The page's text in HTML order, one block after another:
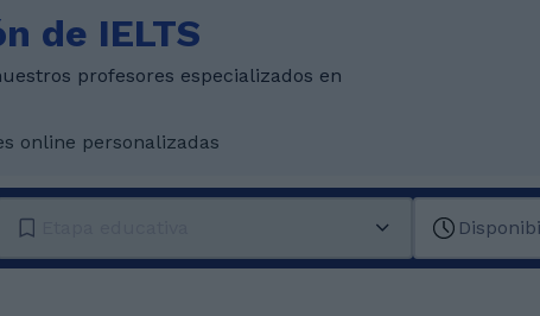
de IELTS
profesores especializados en
online personalizadas